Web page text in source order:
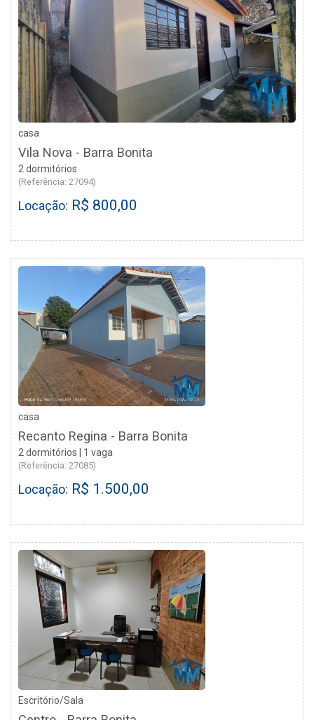
casa
Vila Nova - Barra Bonita
2 dormitórios
(Referência: 27094)
Locação: R$ 800,00
casa
Recanto Regina - Barra Bonita
2 dormitórios | 1 vaga
(Referência: 27085)
Locação: R$ 1.500,00
Escritório/Sala